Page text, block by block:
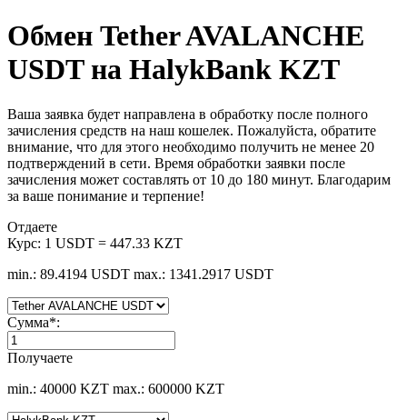
Обмен Tether AVALANCHE
USDT на HalykBank KZT
Ваша заявка будет направлена в обработку после полного
зачисления средств на наш кошелек. Пожалуйста, обратите
внимание, что для этого необходимо получить не менее 20
подтверждений в сети. Время обработки заявки после
зачисления может составлять от 10 до 180 минут. Благодарим
за ваше понимание и терпение!
Отдаете
Курс: 1 USDT = 447.33 KZT
min.: 89.4194 USDT max.: 1341.2917 USDT
Сумма*:
Получаете
min.: 40000 KZT max.: 600000 KZT